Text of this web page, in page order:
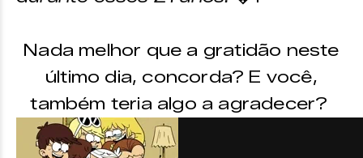
Nada melhor que a gratidão neste
último dia, concorda? E você,
também teria algo a agradecer?